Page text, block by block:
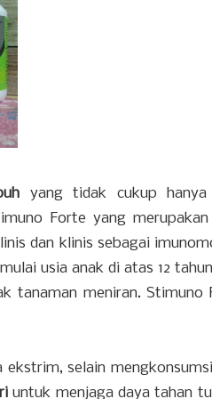
yang tidak cukup hanya
Forte yang
dan klinis sebagai
usia anak di atas 12
tanaman meniran. Stimuno
selain
untuk menjaga daya tahan